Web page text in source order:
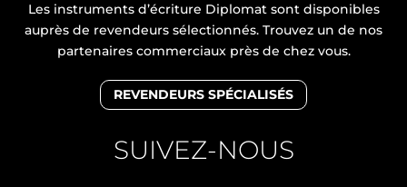
Les instruments d’écriture Diplomat sont disponibles
auprès de revendeurs sélectionnés. Trouvez un de nos
partenaires commerciaux près de chez vous.
REVENDEURS SPÉCIALISÉS
SUIVEZ-NOUS